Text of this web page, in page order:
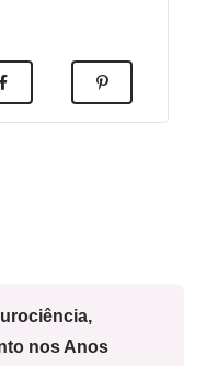
nos Anos